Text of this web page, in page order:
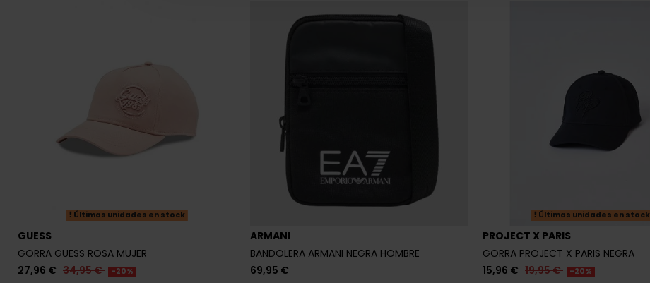
Últimas unidades en stock
GUESS
GORRA GUESS ROSA MUJER
27,96 € 34,95 € -20%
ARMANI
BANDOLERA ARMANI NEGRA HOMBRE
69,95 €
Últimas unidades en stock
PROJECT X PARIS
GORRA PROJECT X PARIS NEGRA
15,96 € 19,95 € -20%